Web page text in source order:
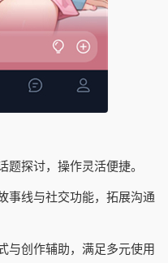
题探讨，操作灵活便捷。
事线与社交功能，拓展沟通
与创作辅助，满足多元使用